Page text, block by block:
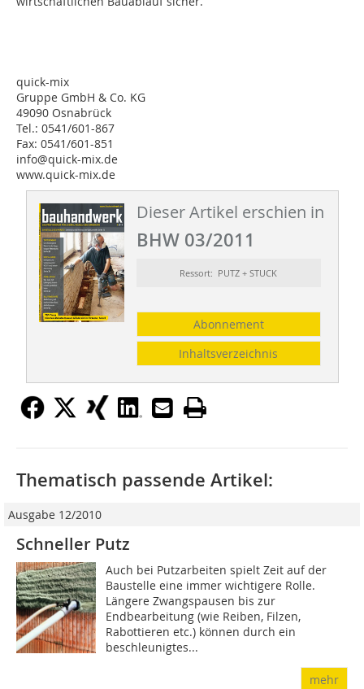
quick-mix
Gruppe GmbH & Co. KG
49090 Osnabrück
Tel.: 0541/601-867
Fax: 0541/601-851
info@quick-mix.de
www.quick-mix.de
Dieser Artikel erschien in
BHW 03/2011
Ressort: PUTZ + STUCK
Abonnement
Inhaltsverzeichnis
Thematisch passende Artikel:
Ausgabe 12/2010
Schneller Putz
Auch bei Putzarbeiten spielt Zeit auf der
Baustelle eine immer wichtigere Rolle.
Längere Zwangspausen bis zur
Endbearbeitung (wie Reiben, Filzen,
Rabottieren etc.) können durch ein
beschleunigtes...
mehr